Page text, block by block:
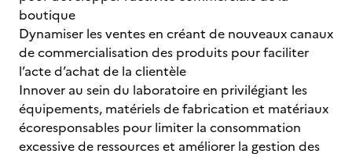
boutique
Dynamiser les ventes en créant de nouveaux canaux
de commercialisation des produits pour faciliter
l’acte d’achat de la clientèle
Innover au sein du laboratoire en privilégiant les
équipements, matériels de fabrication et matériaux
écoresponsables pour limiter la consommation
excessive de ressources et améliorer la gestion des